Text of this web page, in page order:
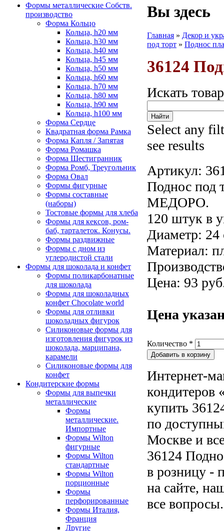
Формы металлические Собств.
производство
Форма Кольцо
Кольца, h20 мм
Кольца, h30 мм
Кольца, h40 мм
Кольца, h45 мм
Кольца, h50 мм
Кольца, h60 мм
Кольца, h70 мм
Кольца, h80 мм
Кольца, h90 мм
Кольца, h100 мм
Форма Сердце
Квадратная форма Рамка
Форма Капля / Запятая
Форма Ромашка
Форма Шестигранник
Форма Ромб, Треугольник
Форма Овал
Формы фигурные
Формы составные
(наборы)
Тостовые формы для хлеба
Формы для кексов, ром-
баб, тарталеток. Конусы.
Формы раздвижные
Формы с дном из
углеродистой стали
Формы для шоколада и конфет
Формы поликарбонатные
для шоколада
Формы для шоколадных
конфет Сhocolate world
Формы для отливки
шоколадных фигурок
Силиконовые формы для
изготовления фигурок из
шоколада, марципана,
карамели
Силиконовые формы для
конфет
Кондитерские формы
Формы для выпечки
металлические
Формы
металлические.
Импортные
Формы Wilton
фигурные
Формы Wilton
стандартные
Формы Wilton
порционные
Формы
перфорированные
Формы Италия,
Франция
Другие
Вы здесь
Главная » Декор и
под торт » Поднос
36124
Искать
Select any
see results
Артикул:
Поднос под
МЕДОРО.
120 штук в
Диаметр: 24
Материал:
Цена: 93
Цена
Количество *
Интернет-
кондитеров
купить
по
Москве и
36124
в розницу -
на сайте,
все вопросы.